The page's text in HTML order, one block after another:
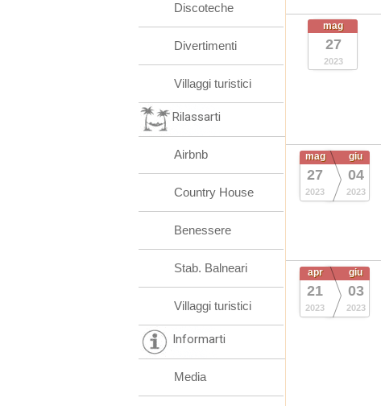
mag
27
2023
mag
27
2023
giu
04
2023
apr
21
2023
giu
03
2023
Discoteche
Divertimenti
Villaggi turistici
Rilassarti
Airbnb
Country House
Benessere
Stab. Balneari
Villaggi turistici
Informarti
Media